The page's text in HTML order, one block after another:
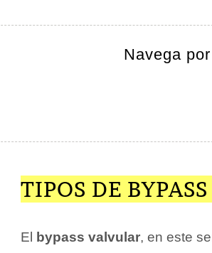
Navega
TIPOS DE
El bypass valvular, en este